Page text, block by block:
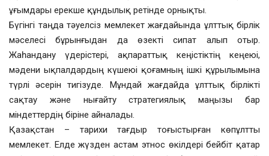
ұғымдары ерекше құндылық ретінде орнықты.
Бүгінгі таңда тәуелсіз мемлекет жағдайында ұлттық бірлік
мәселесі бұрынғыдан да өзекті сипат алып отыр.
Жаһандану үдерістері, ақпараттық кеңістіктің кеңеюі,
мәдени ықпалдардың күшеюі қоғамның ішкі құрылымына
түрлі әсерін тигізуде. Мұндай жағдайда ұлттық бірлікті
сақтау және нығайту стратегиялық маңызы бар
міндеттердің біріне айналады.
Қазақстан – тарихи тағдыр тоғыстырған көпұлтты
мемлекет. Елде жүзден астам этнос өкілдері бейбіт қатар